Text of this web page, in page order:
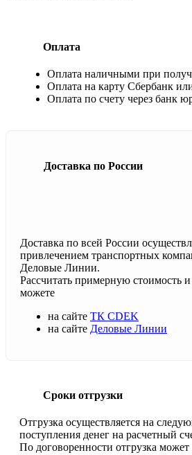
Оплата
Оплата наличными при
Оплата на карту Сбербанк
Оплата по счету через банк
Доставка по России
Доставка по всей России
привлечением транспортных
Деловые Линии.
Рассчитать примерную стоимость
можете
на сайте ТК CDEK
на сайте Деловые Линии
Сроки отгрузки
Отгрузка осуществляется на
поступления денег на расчетный
По договоренности отгрузка может